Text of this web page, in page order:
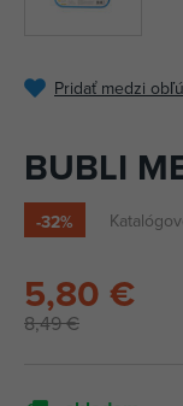
Pridať medzi
BUBLI
-32%
8,49 €
5,80 €